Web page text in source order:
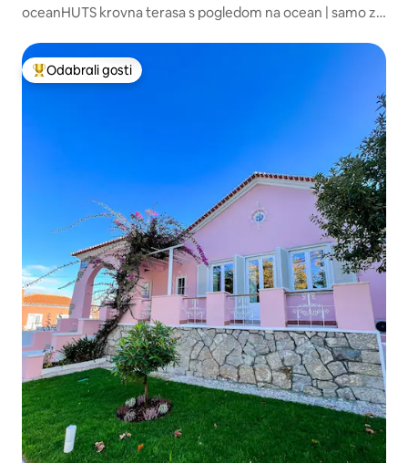
oceanHUTS krovna terasa s pogledom na ocean | samo za
Među najviše rangiranima s oznakom „Odabrali gosti”
Odabrali gosti